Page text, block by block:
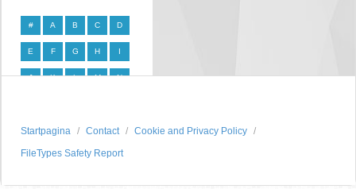
# A B C D
E F G H I
J K L M N
T U W X
Y Z
Startpagina Contact
Cookie and Privacy Policy
FileTypes Safety Report